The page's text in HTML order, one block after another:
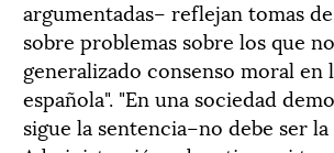
argumentadas– reflejan tomas
sobre problemas sobre los que
generalizado consenso moral en
española". "En una sociedad
sigue la sentencia–no debe ser la